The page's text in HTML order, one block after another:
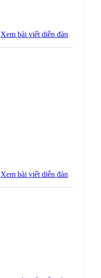
Xem bài viết diễn đàn
Xem bài viết diễn đàn